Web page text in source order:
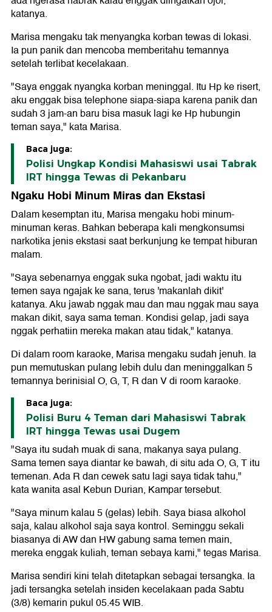
katanya.
Marisa mengaku tak menyangka korban tewas di lokasi.
Ia pun panik dan mencoba memberitahu temannya
setelah terlibat kecelakaan.
"Saya enggak nyangka korban meninggal. Itu Hp ke risert,
aku enggak bisa telephone siapa-siapa karena panik dan
sudah 3 jam-an baru bisa masuk lagi ke Hp hubungin
teman saya," kata Marisa.
Baca juga:
Polisi Ungkap Kondisi Mahasiswi usai Tabrak
IRT hingga Tewas di Pekanbaru
Ngaku Hobi Minum Miras dan Ekstasi
Dalam kesemptan itu, Marisa mengaku hobi minum-
minuman keras. Bahkan beberapa kali mengkonsumsi
narkotika jenis ekstasi saat berkunjung ke tempat hiburan
malam.
"Saya sebenarnya enggak suka ngobat, jadi waktu itu
temen saya ngajak ke sana, terus 'makanlah dikit'
katanya. Aku jawab nggak mau dan mau nggak mau saya
makan dikit, saya sama teman. Kondisi gelap, jadi saya
nggak perhatiin mereka makan atau tidak," katanya.
Di dalam room karaoke, Marisa mengaku sudah jenuh. Ia
pun memutuskan pulang lebih dulu dan meninggalkan 5
temannya berinisial O, G, T, R dan V di room karaoke.
Baca juga:
Polisi Buru 4 Teman dari Mahasiswi Tabrak
IRT hingga Tewas usai Dugem
"Saya itu sudah muak di sana, makanya saya pulang.
Sama temen saya diantar ke bawah, di situ ada O, G, T itu
temenan. Ada R dan cewek satu lagi saya tidak tahu,"
kata wanita asal Kebun Durian, Kampar tersebut.
"Saya minum kalau 5 (gelas) lebih. Saya biasa alkohol
saja, kalau alkohol saja saya kontrol. Seminggu sekali
biasanya di AW dan HW gabung sama temen main,
mereka enggak kuliah, teman sebaya kami," tegas Marisa.
Marisa sendiri kini telah ditetapkan sebagai tersangka. Ia
jadi tersangka setelah insiden kecelakaan pada Sabtu
(3/8) kemarin pukul 05.45 WIB.